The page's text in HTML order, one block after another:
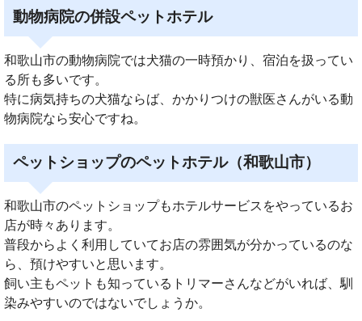
動物病院の併設ペットホテル
和歌山市の動物病院では犬猫の一時預かり、宿泊を扱ってい
る所も多いです。
特に病気持ちの犬猫ならば、かかりつけの獣医さんがいる動
物病院なら安心ですね。
ペットショップのペットホテル（和歌山市）
和歌山市のペットショップもホテルサービスをやっているお
店が時々あります。
普段からよく利用していてお店の雰囲気が分かっているのな
ら、預けやすいと思います。
飼い主もペットも知っているトリマーさんなどがいれば、馴
染みやすいのではないでしょうか。